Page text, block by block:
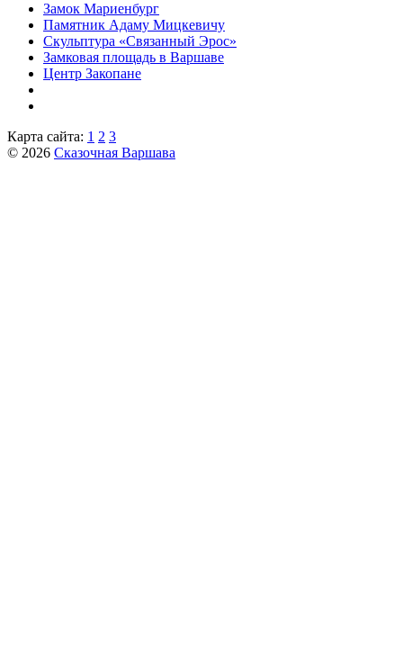
Замок Мариенбург
Памятник Адаму Мицкевичу
Скульптура «Связанный Эрос»
Замковая площадь в Варшаве
Центр Закопане
Карта сайта: 1 2 3
© 2026 Сказочная Варшава